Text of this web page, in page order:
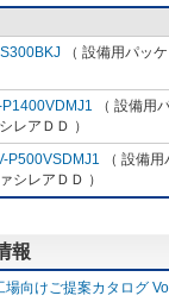
（ 設備用パッ
P1400VDMJ1 （ 設備用
レアＤＤ ）
P500VSDMJ1 （ 設備
シレアＤＤ ）
報
場向けご提案カタログ